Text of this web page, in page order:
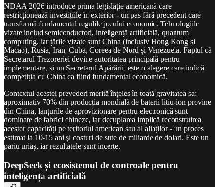
NDAA 2026 introduce prima legislație americană care
restricționează investițiile în exterior - un pas fără precedent care
transformă fundamental regulile jocului economic. Tehnologiile
vizate includ semiconductori, inteligență artificială, quantum
computing, iar țările vizate sunt China (inclusiv Hong Kong și
Macao), Rusia, Iran, Cuba, Coreea de Nord și Venezuela. Faptul că
Secretarul Trezoreriei devine autoritatea principală pentru
implementare, și nu Secretarul Apărării, este o alegere care indică
competiția cu China ca fiind fundamental economică.
Contextul acestei prevederi merită înțeles în toată gravitatea sa:
aproximativ 70% din producția mondială de baterii litiu-ion provine
din China, lanțurile de aprovizionare pentru electronică sunt
dominate de fabrici chineze, iar decuplarea implică reconstruirea
acestor capacități pe teritoriul american sau al aliaților - un proces
estimat la 10-15 ani și costuri de sute de miliarde de dolari. Este un
pariu uriaș, iar rezultatele sunt incerte.
DeepSeek și ecosistemul de controale pentru
inteligența artificială